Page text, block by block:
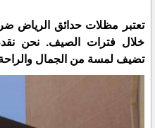
تعتبر مظلات حدائق الرياض
خلال فترات الصيف. نحن
تضيف لمسة من الجمال